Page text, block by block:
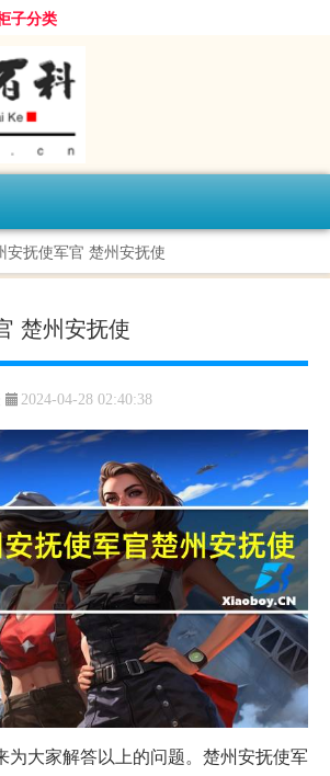
子分类
安抚使军官 楚州安抚使
楚州安抚使
2024-04-28 02:40:38
为大家解答以上的问题。楚州安抚使军